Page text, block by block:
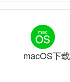
macOS下载